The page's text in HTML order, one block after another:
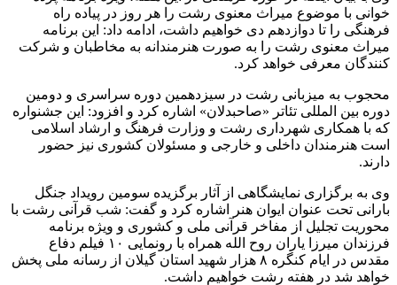
خوانی با موضوع میراث معنوی رشت را هر روز در پیاده راه
فرهنگی را تا دوازدهم دی خواهیم داشت، ادامه داد: این برنامه
میراث معنوی رشت را به صورت هنرمندانه به مخاطبان و شرکت
کنندگان معرفی خواهد کرد.
محجوب به میزبانی رشت در سیزدهمین دوره سراسری و دومین
دوره بین المللی تئاتر «صاحبدلان» اشاره کرد و افزود: این جشنواره
که با همکاری شهرداری رشت و وزارت فرهنگ و ارشاد اسلامی
است هنرمندان داخلی و خارجی و مسئولان کشوری نیز حضور
دارند.
وی به برگزاری نمایشگاهی از آثار برگزیده سومین رویداد جنگل
بارانی تحت عنوان ایوان هنر اشاره کرد و گفت: شب قرآنی رشت با
محوریت تجلیل از مفاخر قرآنی ملی و کشوری و ویژه برنامه
فرزندان میرزا یاران روح الله همراه با رونمایی ۱۰ فیلم دفاع
مقدس در ایام کنگره ۸ هزار شهید استان گیلان از رسانه ملی پخش
خواهد شد در هفته رشت خواهیم داشت.